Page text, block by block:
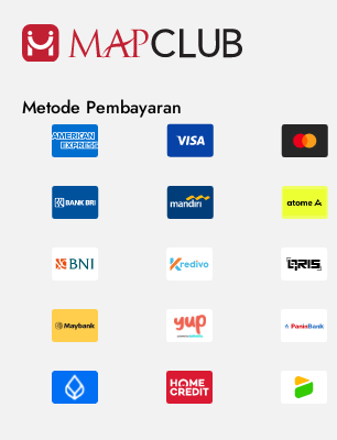
Metode Pembayaran